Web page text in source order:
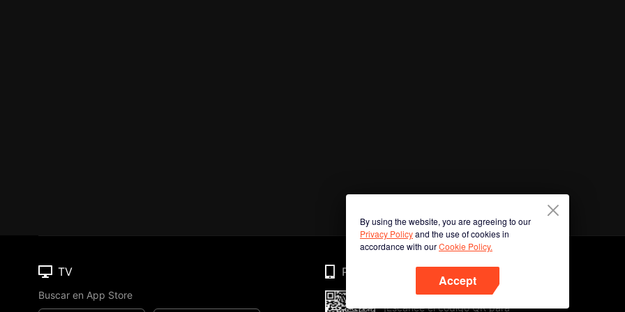
By using the website, you are agreeing to our
Privacy Policyand the use of cookies in
accordance with ourCookie Policy.
Accept
TV
Buscar en App Store
Phone
¡Escanee el código QR para